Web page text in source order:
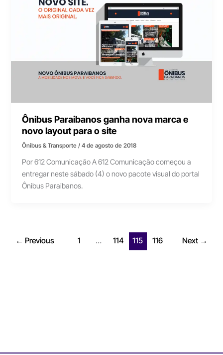
Ônibus Paraibanos ganha nova marca e
novo layout para o site
Ônibus & Transporte/4 de agosto de 2018
Por 612 Comunicação A 612 Comunicação começou a
entregar neste sábado (4) o novo pacote visual do portal
Ônibus Paraibanos.
← Previous 1 … 114 115 116 Next →